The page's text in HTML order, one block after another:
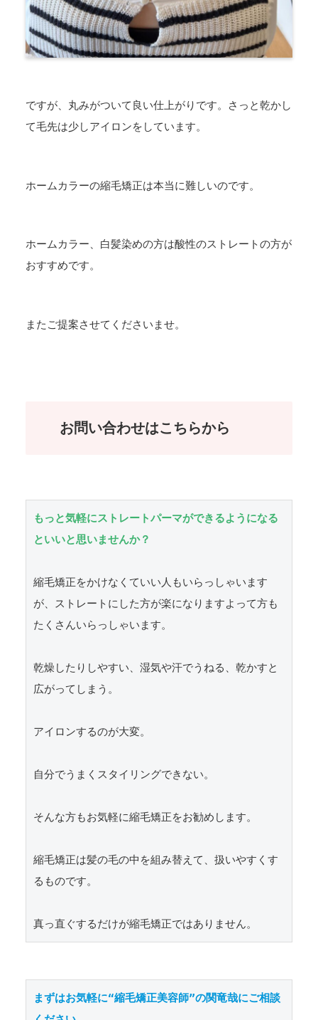
ですが、丸みがついて良い仕上がりです。さっと乾かし
て毛先は少しアイロンをしています。
ホームカラーの縮毛矯正は本当に難しいのです。
ホームカラー、白髪染めの方は酸性のストレートの方が
おすすめです。
またご提案させてくださいませ。
お問い合わせはこちらから
もっと気軽にストレートパーマができるようになる
といいと思いませんか？
縮毛矯正をかけなくていい人もいらっしゃいます
が、ストレートにした方が楽になりますよって方も
たくさんいらっしゃいます。
乾燥したりしやすい、湿気や汗でうねる、乾かすと
広がってしまう。
アイロンするのが大変。
自分でうまくスタイリングできない。
そんな方もお気軽に縮毛矯正をお勧めします。
縮毛矯正は髪の毛の中を組み替えて、扱いやすくす
るものです。
真っ直ぐするだけが縮毛矯正ではありません。
まずはお気軽に“縮毛矯正美容師”の関竜哉にご相談